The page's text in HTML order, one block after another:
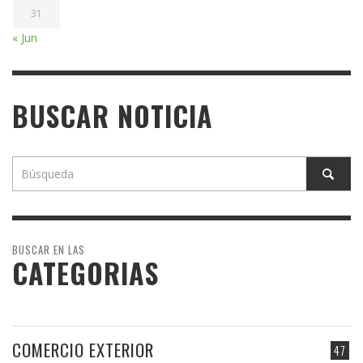
31
« Jun
BUSCAR NOTICIA
BUSCAR EN LAS
CATEGORIAS
47
COMERCIO EXTERIOR